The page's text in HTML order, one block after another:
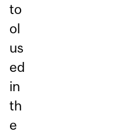
to
ol
us
ed
in
th
e